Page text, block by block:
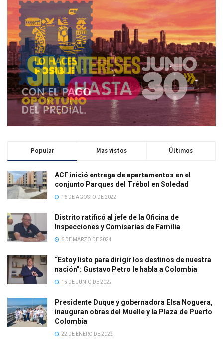
Popular Mas vistos Últimos
ACF inició entrega de apartamentos en el
conjunto Parques del Trébol en Soledad
16 DE AGOSTO DE 2022
Distrito ratificó al jefe de la Oficina de
Inspecciones y Comisarías de Familia
6 DE MARZO DE 2024
“Estoy listo para dirigir los destinos de nuestra
nación”: Gustavo Petro le habla a Colombia
15 DE JUNIO DE 2022
Presidente Duque y gobernadora Elsa Noguera,
inauguran obras del Muelle y la Plaza de Puerto
Colombia
22 DE ENERO DE 2022